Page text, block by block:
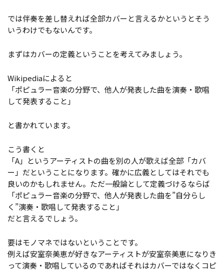
では伴奏を差し替えれば全部カバーと言えるかというとそう
いうわけでもないんです。
まずはカバーの定義ということを考えてみましょう。
Wikipediaによると
「ポピュラー音楽の分野で、他人が発表した曲を演奏・歌唱
して発表すること」
と書かれています。
こう書くと
「A」というアーティストの曲を別の人が歌えば全部「カバ
ー」だということになります。確かに広義としてはそれでも
良いのかもしれません。ただ一般論として定義づけるならば
「ポピュラー音楽の分野で、他人が発表した曲を”自分らし
く”演奏・歌唱して発表すること」
だと言えるでしょう。
要はモノマネではないということです。
例えば安室奈美恵が好きなアーティストが安室奈美恵になりき
って演奏・歌唱しているのであればそれはカバーではなくコピ